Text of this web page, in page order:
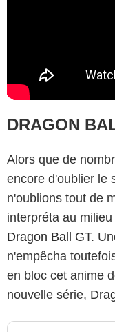
DRAGON
Alors que de
encore d'oublier le
n'oublions tout de
interpréta au
Dragon Ball GT.
n'empêcha
en bloc cet anime
nouvelle série,